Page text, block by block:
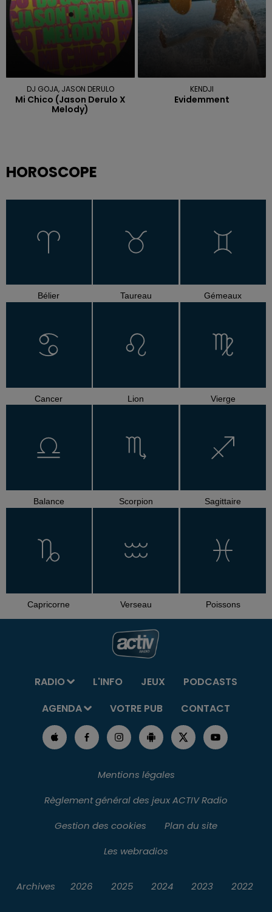
DJ GOJA, JASON DERULO
Mi Chico (jason Derulo X
Melody)
KENDJI
Evidemment
HOROSCOPE
Bélier Taureau Gémeaux
Cancer Lion Vierge
Balance Scorpion Sagittaire
Capricorne Verseau Poissons
RADIO L'INFO JEUX
PODCASTS
AGENDA
VOTRE PUB CONTACT
Mentions légales
Règlement général des jeux ACTIV Radio
Gestion des cookies
Plan du site
Les webradios
Archives 2026 2025 2024 2023 2022